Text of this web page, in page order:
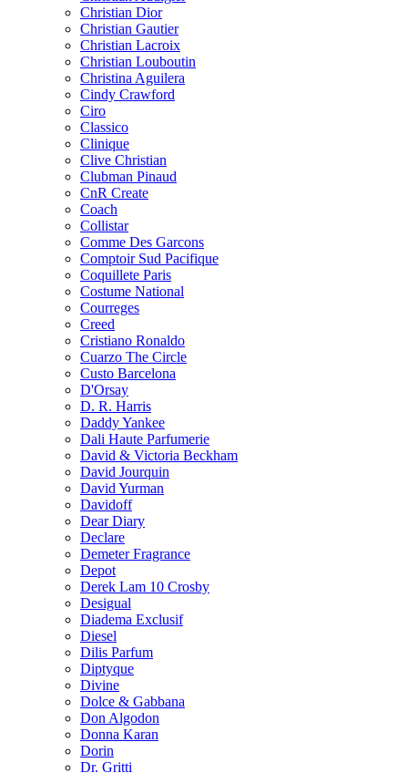
Christian Dior
Christian Gautier
Christian Lacroix
Christian Louboutin
Christina Aguilera
Cindy Crawford
Ciro
Classico
Clinique
Clive Christian
Clubman Pinaud
CnR Create
Coach
Collistar
Comme Des Garcons
Comptoir Sud Pacifique
Coquillete Paris
Costume National
Courreges
Creed
Cristiano Ronaldo
Cuarzo The Circle
Custo Barcelona
D'Orsay
D. R. Harris
Daddy Yankee
Dali Haute Parfumerie
David & Victoria Beckham
David Jourquin
David Yurman
Davidoff
Dear Diary
Declare
Demeter Fragrance
Depot
Derek Lam 10 Crosby
Desigual
Diadema Exclusif
Diesel
Dilis Parfum
Diptyque
Divine
Dolce & Gabbana
Don Algodon
Donna Karan
Dorin
Dr. Gritti